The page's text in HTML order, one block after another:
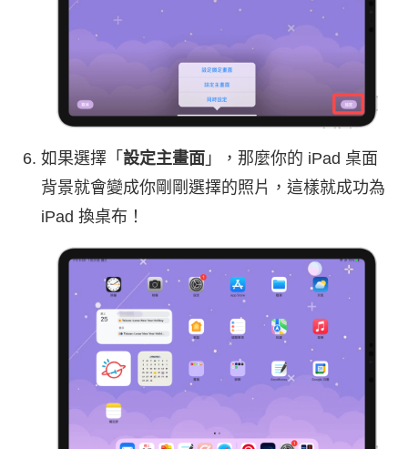
如果選擇「 設定主畫面 」，那麼你的 iPad 桌面
背景就會變成你剛剛選擇的照片，這樣就成功為
iPad 換桌布！